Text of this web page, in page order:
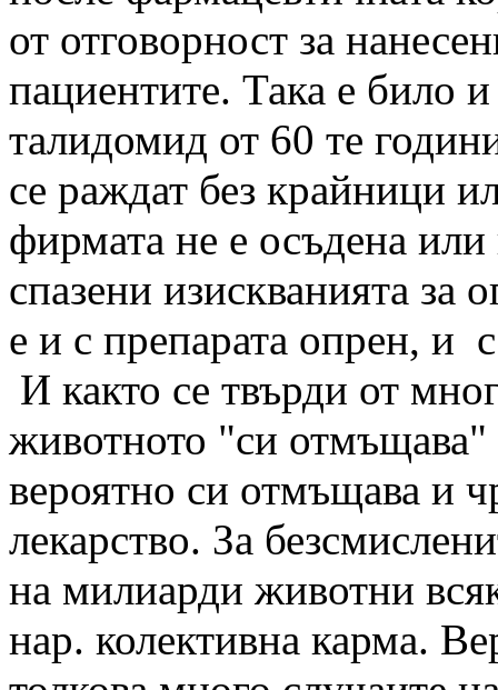
от отговорност за
пациентите. Така е било
талидомид от 60 те
се раждат без крайници
фирмата не е осъдена
спазени изискванията
е и с препарата опрен, и
И както се твърди от
животното "си отмъщава"
вероятно си отмъщава и
лекарство. За
на милиарди животни
нар. колективна карма.